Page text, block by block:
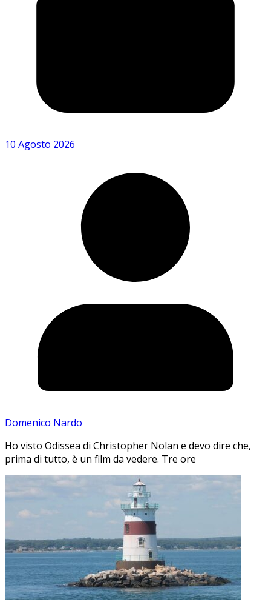
10 Agosto 2026
Domenico Nardo
Ho visto Odissea di Christopher Nolan e devo dire che,
prima di tutto, è un film da vedere. Tre ore